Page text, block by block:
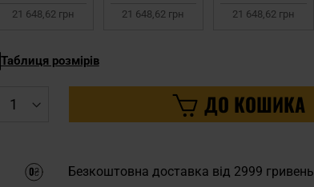
21 648,62 грн
21 648,62 грн
21 648,62 грн
Таблиця розмірів
ДО КОШИКА
Безкоштовна доставка від 2999 гривень